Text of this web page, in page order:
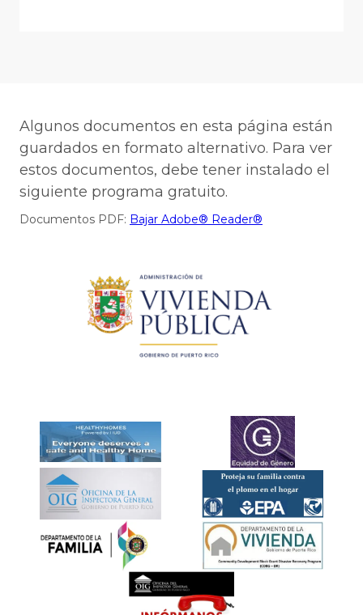
Algunos documentos en esta página están
guardados en formato alternativo. Para ver
estos documentos, debe tener instalado el
siguiente programa gratuito.
Documentos PDF: Bajar Adobe® Reader®